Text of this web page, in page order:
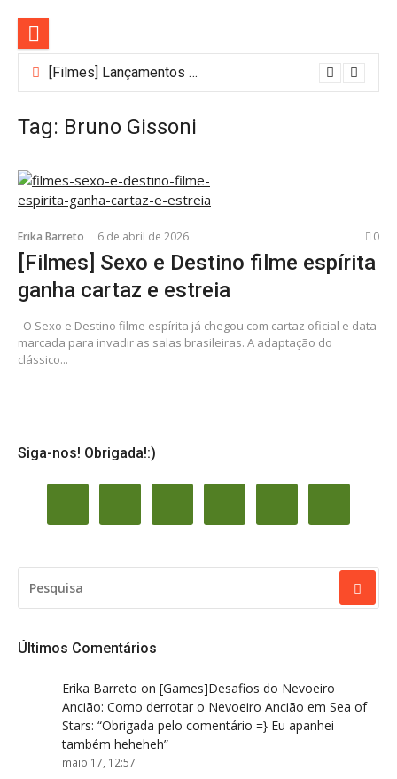
conteúdo
[Filmes] Lançamentos de agosto no Adrenalina Pura+ trazem ação e suspense
Tag: Bruno Gissoni
Erika Barreto 6 de abril de 2026 0
[Filmes] Sexo e Destino filme espírita
ganha cartaz e estreia
O Sexo e Destino filme espírita já chegou com cartaz oficial e data
marcada para invadir as salas brasileiras. A adaptação do
clássico...
Siga-nos! Obrigada!:)
POR:
Últimos Comentários
Erika Barreto on [Games]Desafios do Nevoeiro
Ancião: Como derrotar o Nevoeiro Ancião em Sea of
Stars: “Obrigada pelo comentário =} Eu apanhei
também heheheh”
maio 17, 12:57